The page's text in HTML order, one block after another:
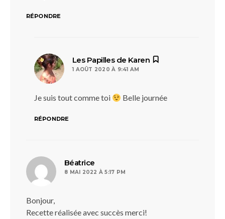
RÉPONDRE
Les Papilles de Karen
1 AOÛT 2020 À 9:41 AM
Je suis tout comme toi Belle journée
RÉPONDRE
Béatrice
8 MAI 2022 À 5:17 PM
Bonjour,
Recette réalisée avec succès merci!